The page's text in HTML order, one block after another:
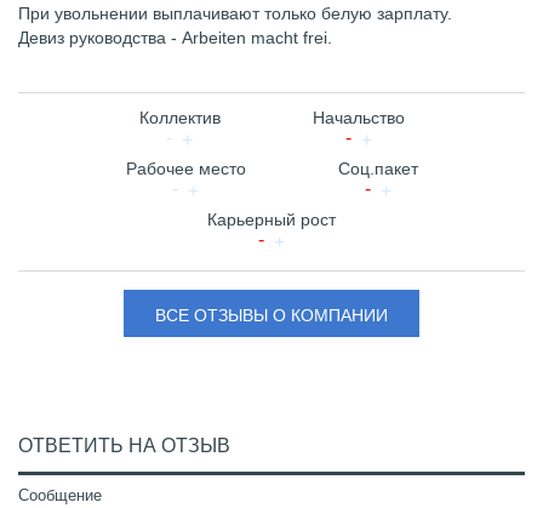
При увольнении выплачивают только белую зарплату.
Девиз руководства - Arbeiten macht frei.
Коллектив Начальство
Рабочее место Соц.пакет
Карьерный рост
ВСЕ ОТЗЫВЫ О КОМПАНИИ
ОТВЕТИТЬ НА ОТЗЫВ
Сообщение